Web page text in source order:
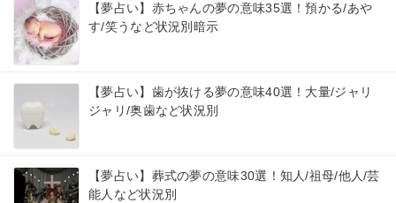
【夢占い】赤ちゃんの夢の意味35選！預かる/あや
す/笑うなど状況別暗示
【夢占い】歯が抜ける夢の意味40選！大量/ジャリ
ジャリ/奥歯など状況別
【夢占い】葬式の夢の意味30選！知人/祖母/他人/芸
能人など状況別